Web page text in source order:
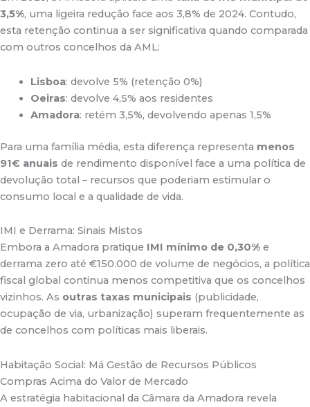
3,5%, uma ligeira redução face aos 3,8% de 2024. Contudo,
esta retenção continua a ser significativa quando comparada
com outros concelhos da AML:
Lisboa: devolve 5% (retenção 0%)
Oeiras: devolve 4,5% aos residentes
Amadora: retém 3,5%, devolvendo apenas 1,5%
Para uma família média, esta diferença representa menos
91€ anuais de rendimento disponível face a uma política de
devolução total – recursos que poderiam estimular o
consumo local e a qualidade de vida.
IMI e Derrama: Sinais Mistos
Embora a Amadora pratique IMI mínimo de 0,30% e
derrama zero até €150.000 de volume de negócios, a política
fiscal global continua menos competitiva que os concelhos
vizinhos. As outras taxas municipais (publicidade,
ocupação de via, urbanização) superam frequentemente as
de concelhos com políticas mais liberais.
Habitação Social: Má Gestão de Recursos Públicos
Compras Acima do Valor de Mercado
A estratégia habitacional da Câmara da Amadora revela